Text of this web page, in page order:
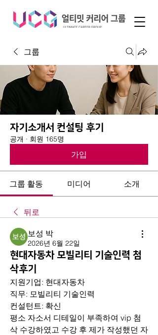
그룹
자기소개서 컨설팅 후기
공개 · 회원 165명
가입
그룹 활동 미디어 소개
뒤로
보성 박
2026년 6월 22일
현대자동차 모빌리티 기술인력 첨
삭후기
지원기업: 현대자동차
직무: 모빌리티 기술인력
컨설턴트: 확신
평소 자소서 디테일이 부족하여 vip 첨
삭 수강하였고 수강 후 제가 작성했던 자